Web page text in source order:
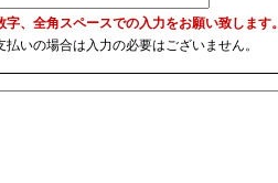
、全角スペースでの入力をお願い致します。
いの場合は入力の必要はございません。